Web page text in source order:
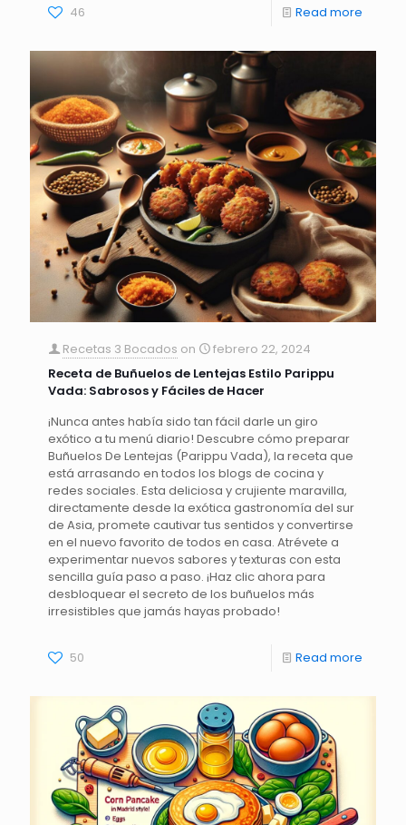
46 Read more
Recetas 3 Bocados on
febrero 22, 2024
Receta de Buñuelos de Lentejas Estilo Parippu
Vada: Sabrosos y Fáciles de Hacer
¡Nunca antes había sido tan fácil darle un giro
exótico a tu menú diario! Descubre cómo preparar
Buñuelos De Lentejas (Parippu Vada), la receta que
está arrasando en todos los blogs de cocina y
redes sociales. Esta deliciosa y crujiente maravilla,
directamente desde la exótica gastronomía del sur
de Asia, promete cautivar tus sentidos y convertirse
en el nuevo favorito de todos en casa. Atrévete a
experimentar nuevos sabores y texturas con esta
sencilla guía paso a paso. ¡Haz clic ahora para
desbloquear el secreto de los buñuelos más
irresistibles que jamás hayas probado!
50 Read more